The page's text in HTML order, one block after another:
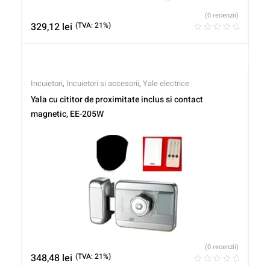
329,12 lei (TVA: 21%)
(0 recenzii)
Incuietori, Incuietori si accesorii, Yale electrice
Yala cu cititor de proximitate inclus si contact
magnetic, EE-205W
348,48 lei (TVA: 21%)
(0 recenzii)